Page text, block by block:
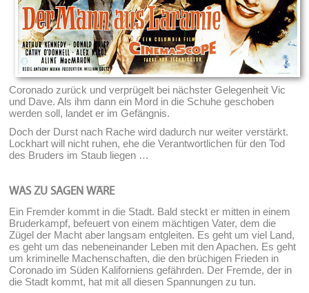
Coronado zurück und verprügelt bei nächster Gelegenheit Vic
und Dave. Als ihm dann ein Mord in die Schuhe geschoben
werden soll, landet er im Gefängnis.
Doch der Durst nach Rache wird dadurch nur weiter verstärkt.
Lockhart will nicht ruhen, ehe die Verantwortlichen für den Tod
des Bruders im Staub liegen …
WAS ZU SAGEN WÄRE
Ein Fremder kommt in die Stadt. Bald steckt er mitten in einem
Bruderkampf, befeuert von einem mächtigen Vater, dem die
Zügel der Macht aber langsam entgleiten. Es geht um viel Land,
es geht um das nebeneinander Leben mit den Apachen. Es geht
um kriminelle Machenschaften, die den brüchigen Frieden in
Coronado im Süden Kaliforniens gefährden. Der Fremde, der in
die Stadt kommt, hat mit all diesen Spannungen zu tun.